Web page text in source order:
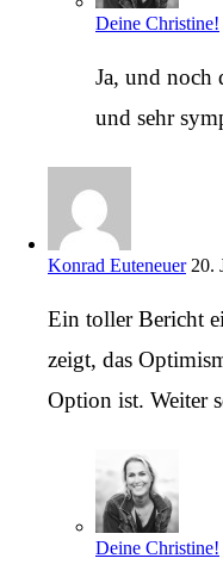
Deine Christine!
Ja, und noch
und sehr
Konrad Euteneuer 20.
Ein toller Bericht
zeigt, das
Option ist. Weiter
Deine Christine!